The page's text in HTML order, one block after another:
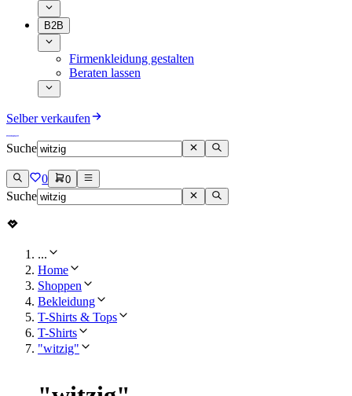
B2B
Firmenkleidung gestalten
Beraten lassen
Selber verkaufen
Suche
0 0
Suche
...
Home
Shoppen
Bekleidung
T-Shirts & Tops
T-Shirts
"witzig"